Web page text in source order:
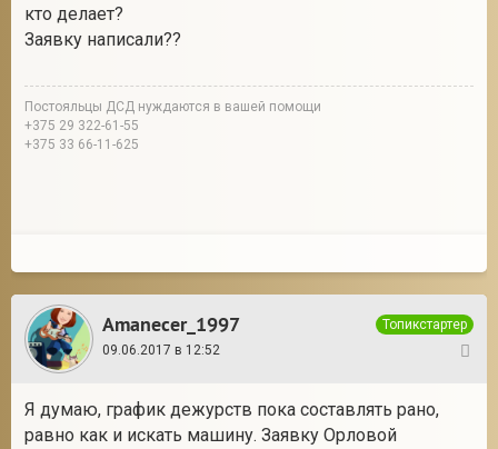
кто делает?
Заявку написали??
Постояльцы ДСД нуждаются в вашей помощи
+375 29 322-61-55
+375 33 66-11-625
Amanecer_1997
Топикстартер
09.06.2017 в 12:52
Я думаю, график дежурств пока составлять рано,
равно как и искать машину. Заявку Орловой